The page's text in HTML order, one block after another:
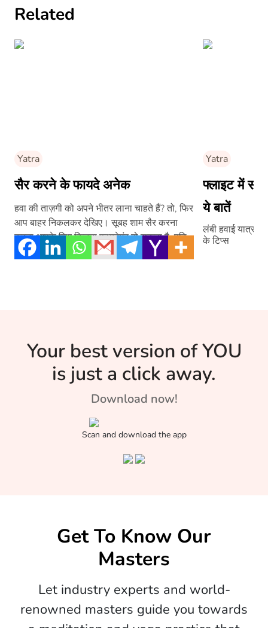
Related
Yatra
सैर करने के फायदे अनेक
हवा की ताज़गी को अपने भीतर लाना चाहते हैं? तो, फिर
आप बाहर निकलकर देखिए। सूबह शाम सैर करना
करना आपके लिए कितना फायदेमंद हो सकता है, पढ़िये
लेख में –
Yatra
फ्लाइट में
ये बातें
लंबी हवाई यात्रा
के टिप्स
Your best version of YOU
is just a click away.
Download now!
Scan and download the app
Get To Know Our
Masters
Let industry experts and world-
renowned masters guide you towards